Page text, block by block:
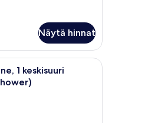
Näytä hinnat
puinen lipasto.jossa on suuri sänky,
1 keskisuuri